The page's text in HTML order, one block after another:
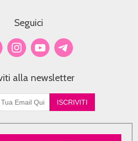
Seguici
alla newsletter